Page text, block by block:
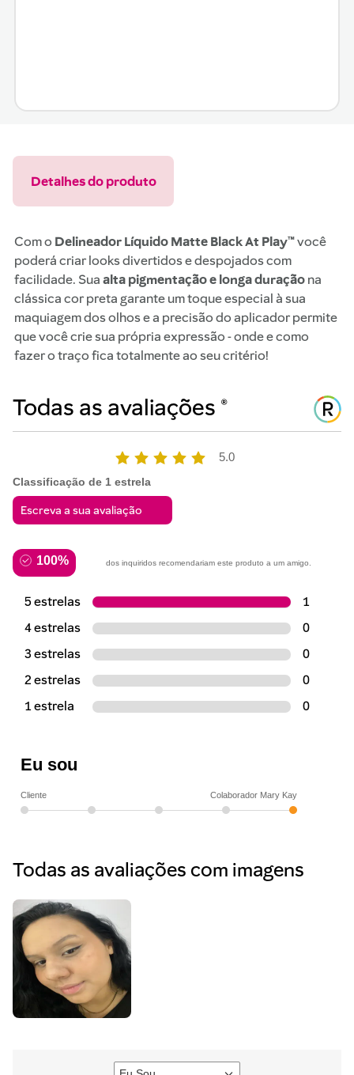
Detalhes do produto
Com o Delineador Líquido Matte Black At Play™você
poderá criar looks divertidos e despojados com
facilidade. Sua alta pigmentação e longa duração na
clássica cor preta garante um toque especial à sua
maquiagem dos olhos e a precisão do aplicador permite
que você crie sua própria expressão - onde e como
fazer o traço fica totalmente ao seu critério!
5.0
Classificação de 1 estrela
100% dos inquiridos recomendariam este produto a um amigo.
5 estrelas
1
4 estrelas
0
3 estrelas
0
2 estrelas
0
1 estrela
0
Eu sou
Cliente Colaborador Mary Kay